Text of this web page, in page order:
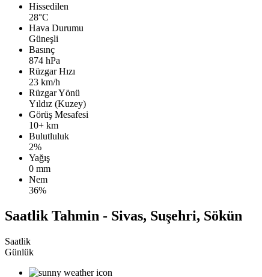
Hissedilen
28°C
Hava Durumu
Güneşli
Basınç
874 hPa
Rüzgar Hızı
23 km/h
Rüzgar Yönü
Yıldız (Kuzey)
Görüş Mesafesi
10+ km
Bulutluluk
2%
Yağış
0 mm
Nem
36%
Saatlik Tahmin - Sivas, Suşehri, Sökün
Saatlik
Günlük